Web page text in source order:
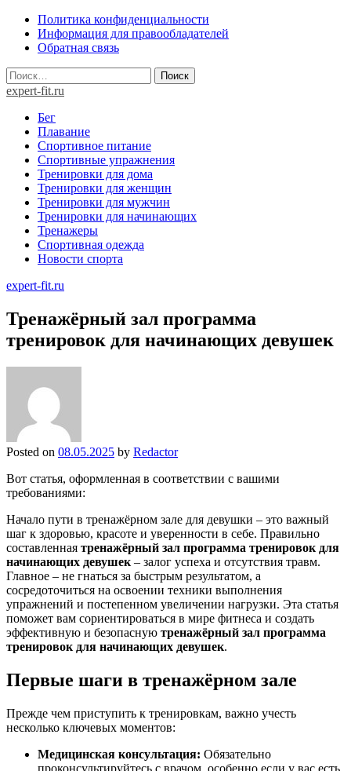
Skip
content
Политика конфиденциальности
Информация для правообладателей
Обратная связь
Найти:
expert-fit.ru
Бег
Плавание
Спортивное питание
Спортивные упражнения
Тренировки для дома
Тренировки для женщин
Тренировки для мужчин
Тренировки для начинающих
Тренажеры
Спортивная одежда
Новости спорта
expert-fit.ru
Тренажёрный зал программа
тренировок для начинающих девушек
Posted on 08.05.2025 by Redactor
Вот статья, оформленная в соответствии с вашими
требованиями:
Начало пути в тренажёрном зале для девушки – это важный
шаг к здоровью, красоте и уверенности в себе. Правильно
составленная тренажёрный зал программа тренировок для
начинающих девушек – залог успеха и отсутствия травм.
Главное – не гнаться за быстрым результатом, а
сосредоточиться на освоении техники выполнения
упражнений и постепенном увеличении нагрузки. Эта статья
поможет вам сориентироваться в мире фитнеса и создать
эффективную и безопасную тренажёрный зал программа
тренировок для начинающих девушек.
Первые шаги в тренажёрном зале
Прежде чем приступить к тренировкам, важно учесть
несколько ключевых моментов:
Медицинская консультация: Обязательно
проконсультируйтесь с врачом, особенно если у вас есть